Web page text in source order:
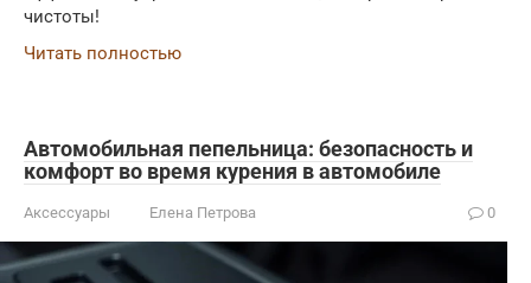
чистоты!
Читать полностью
Автомобильная пепельница: безопасность и
комфорт во время курения в автомобиле
Аксессуары Елена Петрова 0